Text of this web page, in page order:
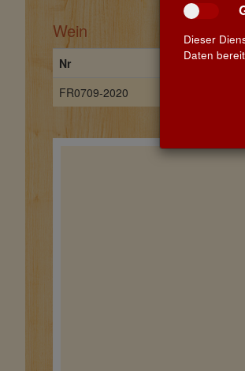
Wein
Nr Name
FR0709-2020
Dieser
Daten